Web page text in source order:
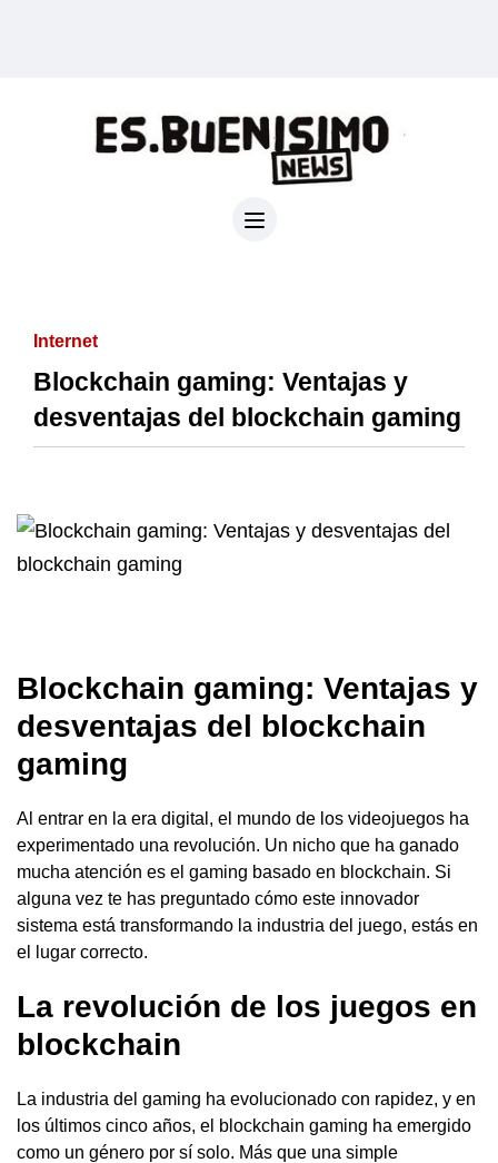
Internet
Blockchain gaming: Ventajas y
desventajas del blockchain gaming
Blockchain gaming: Ventajas y
desventajas del blockchain
gaming
Al entrar en la era digital, el mundo de los videojuegos ha
experimentado una revolución. Un nicho que ha ganado
mucha atención es el gaming basado en blockchain. Si
alguna vez te has preguntado cómo este innovador
sistema está transformando la industria del juego, estás en
el lugar correcto.
La revolución de los juegos en
blockchain
La industria del gaming ha evolucionado con rapidez, y en
los últimos cinco años, el blockchain gaming ha emergido
como un género por sí solo. Más que una simple